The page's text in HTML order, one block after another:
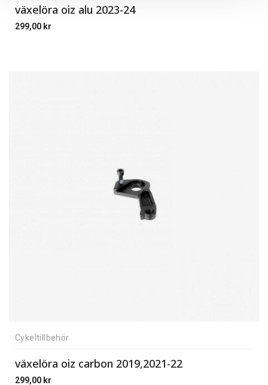
växelöra oiz alu 2023-24
299,00 kr
Cykeltillbehör
växelöra oiz carbon 2019,2021-22
299,00 kr